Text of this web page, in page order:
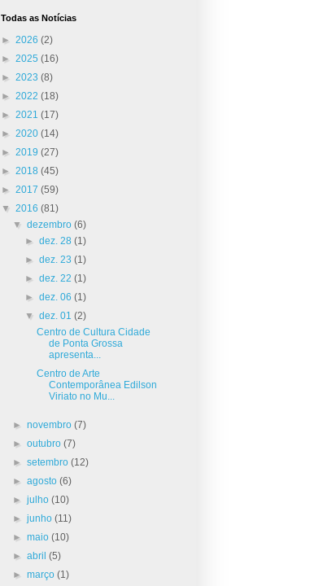
Todas as Notícias
► 2026 (2)
► 2025 (16)
► 2023 (8)
► 2022 (18)
► 2021 (17)
► 2020 (14)
► 2019 (27)
► 2018 (45)
► 2017 (59)
▼ 2016 (81)
▼dezembro(6)
► dez. 28 (1)
► dez. 23 (1)
► dez. 22 (1)
► dez. 06 (1)
▼ dez. 01 (2)
Centro de Cultura Cidade
de Ponta Grossa
apresenta...
Centro de Arte
Contemporânea Edilson
Viriato no Mu...
►novembro(7)
►outubro(7)
►setembro(12)
►agosto(6)
►julho(10)
►junho(11)
►maio(10)
►abril(5)
►março(1)